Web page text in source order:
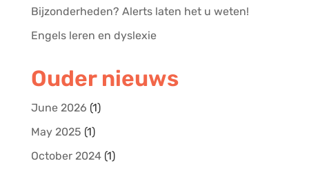
Bijzonderheden? Alerts laten het u weten!
Engels leren en dyslexie
Ouder nieuws
June 2026 (1)
May 2025 (1)
October 2024(1)